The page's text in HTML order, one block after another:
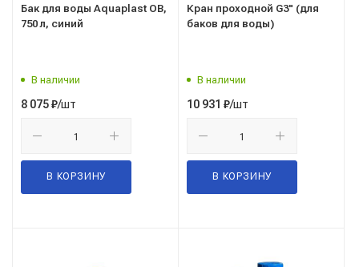
Бак для воды Aquaplast ОВ,
750 л, синий
В наличии
8 075₽/шт
В КОРЗИНУ
Кран проходной G3" (для
баков для воды)
В наличии
10 931 ₽/шт
В КОРЗИНУ